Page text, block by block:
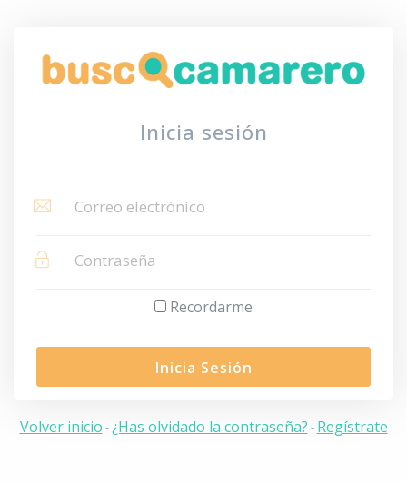
Inicia sesión
Recordarme
Inicia Sesión
Volver inicio -¿Has olvidado la contraseña? - Regístrate